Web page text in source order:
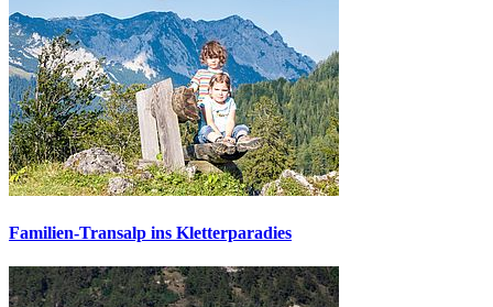
Familien-Transalp ins Kletterparadies